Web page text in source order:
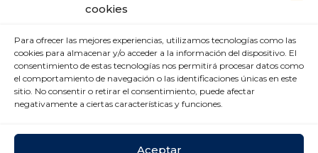
cookies
Para ofrecer las mejores experiencias, utilizamos tecnologías como las
cookies para almacenar y/o acceder a la información del dispositivo. El
consentimiento de estas tecnologías nos permitirá procesar datos como
el comportamiento de navegación o las identificaciones únicas en este
sitio. No consentir o retirar el consentimiento, puede afectar
negativamente a ciertas características y funciones.
Aceptar